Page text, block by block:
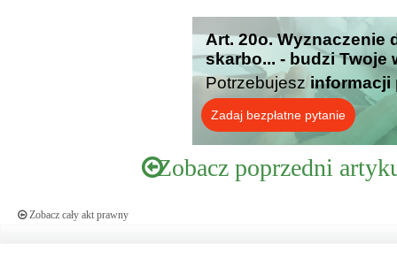
Art. 20o. Wyznaczenie
skarbo... - budzi Twoje
Potrzebujesz informacji
Zadaj bezpłatne pytanie
Zobacz poprzedni
Zobacz cały akt prawny